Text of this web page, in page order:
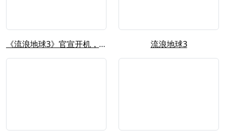
《流浪地球3》官宣开机，郭帆吴京再度... 流浪地球3